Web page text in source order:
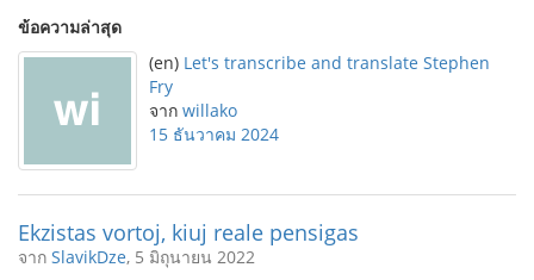
ข้อความล่าสุด
(en) Let's transcribe and translate Stephen
Fry
จาก willako
15 ธันวาคม 2024
Ekzistas vortoj, kiuj reale pensigas
จาก SlavikDze, 5 มิถุนายน 2022